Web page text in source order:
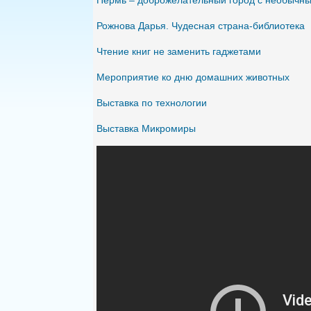
Рожнова Дарья. Чудесная страна-библиотека
Чтение книг не заменить гаджетами
Мероприятие ко дню домашних животных
Выставка по технологии
Выставка Микромиры